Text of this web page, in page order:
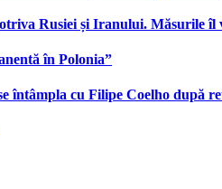
Rusiei și Iranului. Măsurile îl
în Polonia”
întâmpla cu Filipe Coelho după